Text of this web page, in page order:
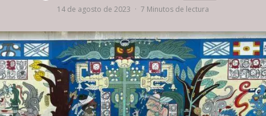
14 de agosto de 2023 · 7 Minutos de lectura